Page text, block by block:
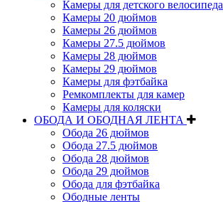
Камеры для детского велосипеда
Камеры 20 дюймов
Камеры 26 дюймов
Камеры 27.5 дюймов
Камеры 28 дюймов
Камеры 29 дюймов
Камеры для фэтбайка
Ремкомплекты для камер
Камеры для коляски
ОБОДА И ОБОДНАЯ ЛЕНТА
Обода 26 дюймов
Обода 27.5 дюймов
Обода 28 дюймов
Обода 29 дюймов
Обода для фэтбайка
Ободные ленты